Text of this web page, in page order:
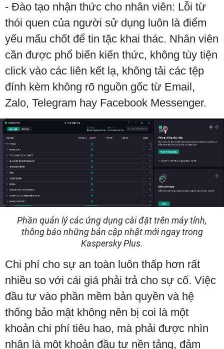
- Đào tạo nhận thức cho nhân viên: Lỗi từ
thói quen của người sử dụng luôn là điểm
yếu mấu chốt để tin tặc khai thác. Nhân viên
cần được phổ biến kiến thức, không tùy tiện
click vào các liên kết lạ, không tải các tệp
đính kèm không rõ nguồn gốc từ Email,
Zalo, Telegram hay Facebook Messenger.
Phần quản lý các ứng dụng cài đặt trên máy tính,
thông báo những bản cập nhật mới ngay trong
Kaspersky Plus.
Chi phí cho sự an toàn luôn thấp hơn rất
nhiều so với cái giá phải trả cho sự cố. Việc
đầu tư vào phần mềm bản quyền và hệ
thống bảo mật không nên bị coi là một
khoản chi phí tiêu hao, mà phải được nhìn
nhận là một khoản đầu tư nền tảng, đảm